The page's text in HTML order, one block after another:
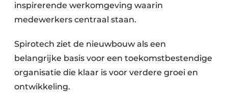
inspirerende werkomgeving waarin
medewerkers centraal staan.
Spirotech ziet de nieuwbouw als een
belangrijke basis voor een toekomstbestendige
organisatie die klaar is voor verdere groei en
ontwikkeling.